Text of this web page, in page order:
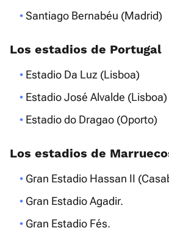
Santiago Bernabéu (Madrid)
Los estadios de Portugal
Estadio Da Luz (Lisboa)
Estadio José Alvalde (Lisboa)
Estadio do Dragao (Oporto)
Los estadios de
Gran Estadio Hassan II
Gran Estadio Agadir.
Gran Estadio Fés.